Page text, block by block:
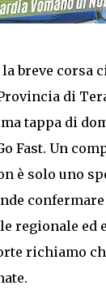
breve
di
tappa di
Fast. Un
è solo uno
regionale
richiamo